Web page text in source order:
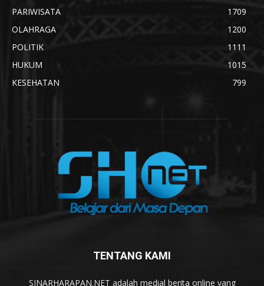
PARIWISATA
1709
OLAHRAGA
1200
POLITIK
1111
HUKUM
1015
KESEHATAN
799
TENTANG KAMI
SINARHARAPAN.NET adalah medial berita online yang